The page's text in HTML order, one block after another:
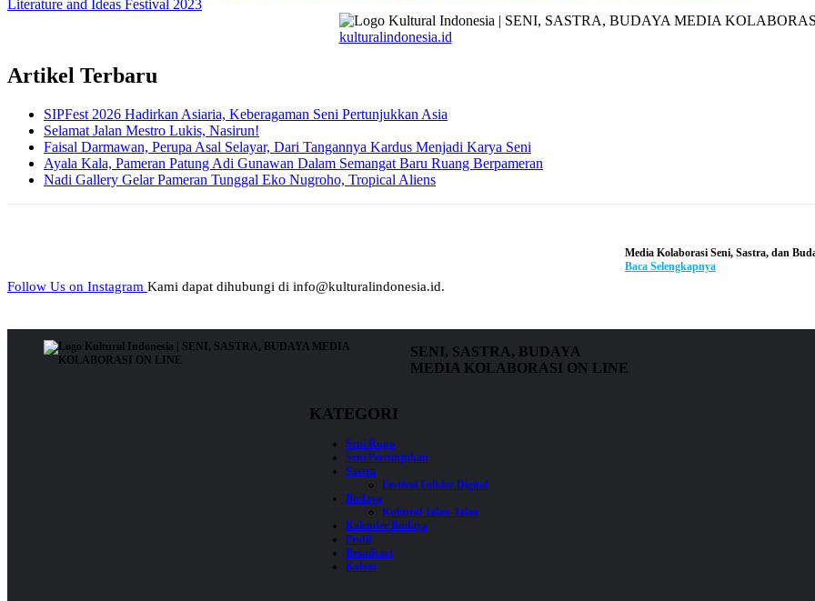
pos
Literature and Ideas Festival 2023
kulturalindonesia.id
Artikel Terbaru
SIPFest 2026 Hadirkan Asiaria, Keberagaman Seni Pertunjukkan Asia
Selamat Jalan Mestro Lukis, Nasirun!
Faisal Darmawan, Perupa Asal Selayar, Dari Tangannya Kardus Menjadi Karya Seni
Ayala Kala, Pameran Patung Adi Gunawan Dalam Semangat Baru Ruang Berpameran
Nadi Gallery Gelar Pameran Tunggal Eko Nugroho, Tropical Aliens
Follow Us on Instagram Kami dapat dihubungi di info@kulturalindonesia.id.
Media Kolaborasi Seni, Sastra, dan
Baca Selengkapnya
SENI, SASTRA, BUDAYA
MEDIA KOLABORASI ON LINE
KATEGORI
Seni Rupa
Seni Pertunjukan
Sastra
Festival Folklor Digital
Budaya
Kultural Jalan-Jalan
Kalender Budaya
Profil
Broadcast
Kolom